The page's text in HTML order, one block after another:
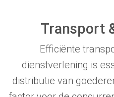
Transport
Efficiënte
dienstverlening is
distributie van